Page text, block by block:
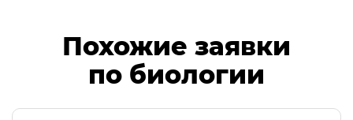
Похожие заявки
по биологии